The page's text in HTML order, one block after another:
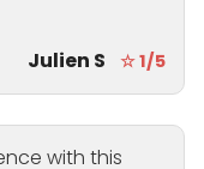
Julien S
☆ 1/5
with this